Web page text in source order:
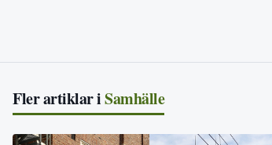
Fler artiklar iSamhälle